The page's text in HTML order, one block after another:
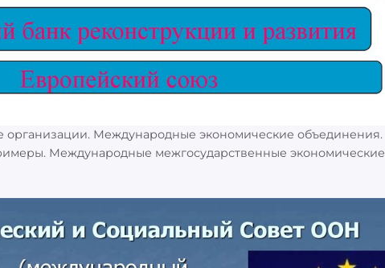
Международные экономические объединения.
Международные межгосударственные экономические